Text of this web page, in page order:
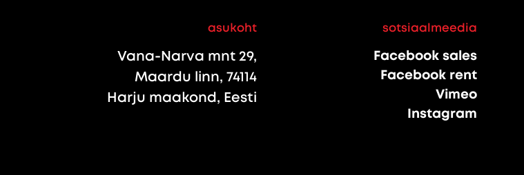
asukoht
Vana-Narva mnt 29,
Maardu linn, 74114
Harju maakond, Eesti
sotsiaalmeedia
Facebook sales
Facebook rent
Vimeo
Instagram